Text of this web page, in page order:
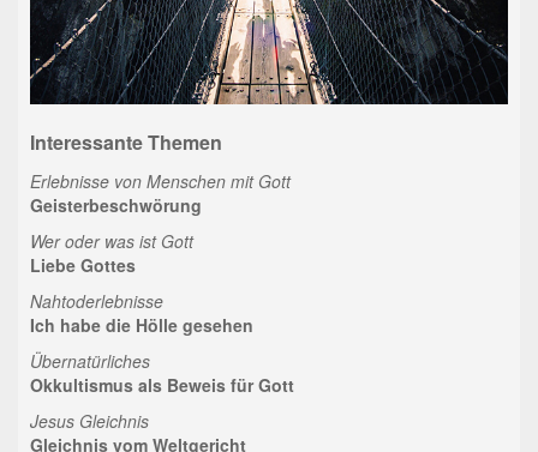
Interessante Themen
Erlebnisse von Menschen mit Gott
Geisterbeschwörung
Wer oder was ist Gott
Liebe Gottes
Nahtoderlebnisse
Ich habe die Hölle gesehen
Übernatürliches
Okkultismus als Beweis für Gott
Jesus Gleichnis
Gleichnis vom Weltgericht